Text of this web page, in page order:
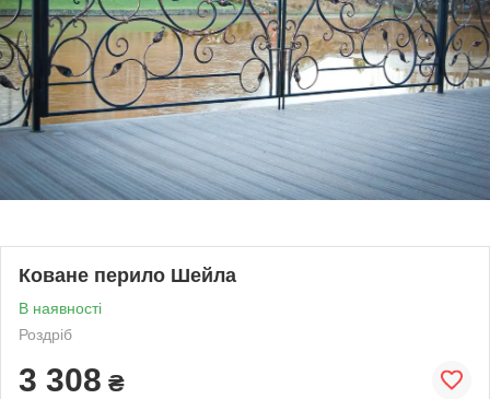
Коване перило Шейла
В наявності
Роздріб
3 308 ₴